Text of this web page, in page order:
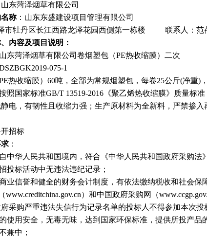
山东菏泽烟草有限公司
称 ：山东东盛建设项目管理有限公司
牡丹区长江西路龙泽花园西侧第一栋楼 联系人：范蓓
内容及项目说明：
东菏泽烟草有限公司卷烟塑包（PE热收缩膜）
二次
075-1
热收缩膜） 60吨，全部为常规烟塑包，每卷25公斤(净重)
照国家标准GB/T 13519-2016《聚乙烯热收缩膜》质量标
电，有韧性且收缩力强；生产原材料为全新料，严禁掺
开招标
：
中华人民共和国境内，符合《中华人民共和国政府采购法
投标活动中无违法违纪记录；
业信誉和健全的财务会计制度，有依法缴纳税收和社会保
www.creditchina.gov.cn）和中国政府采购网（
采购严重违法失信行为记录名单的投标人不得参加本次投
使用安全，无毒无味，达到国家环保标准，提供所投产品
兼中；